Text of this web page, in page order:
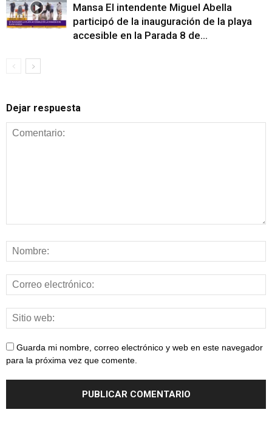
Mansa El intendente Miguel Abella
participó de la inauguración de la playa
accesible en la Parada 8 de...
Dejar respuesta
Guarda mi nombre, correo electrónico y web en este navegador
para la próxima vez que comente.